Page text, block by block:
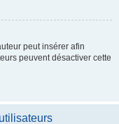
peut insérer afin
peuvent désactiver cette